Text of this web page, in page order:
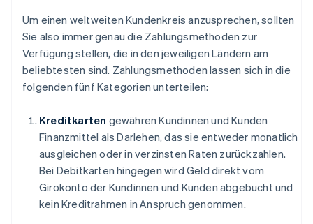
Um einen weltweiten Kundenkreis anzusprechen, sollten
Sie also immer genau die Zahlungsmethoden zur
Verfügung stellen, die in den jeweiligen Ländern am
beliebtesten sind. Zahlungsmethoden lassen sich in die
folgenden fünf Kategorien unterteilen:
Kreditkarten gewähren Kundinnen und Kunden
Finanzmittel als Darlehen, das sie entweder monatlich
ausgleichen oder in verzinsten Raten zurückzahlen.
Bei Debitkarten hingegen wird Geld direkt vom
Girokonto der Kundinnen und Kunden abgebucht und
kein Kreditrahmen in Anspruch genommen.